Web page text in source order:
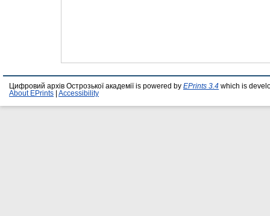
Цифровий архів Острозької академії is powered by EPrints 3.4 which is
About EPrints
Accessibility